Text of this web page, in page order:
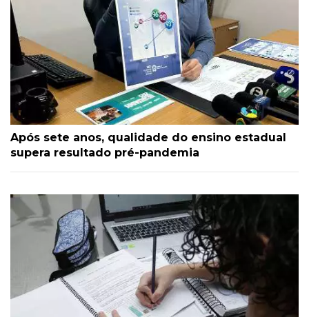
Após sete anos, qualidade do ensino estadual
supera resultado pré-pandemia